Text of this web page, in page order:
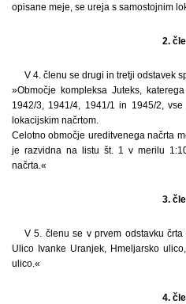
opisane meje, se ureja s samostojnim
2.
V 4. členu se drugi in tretji odstavek
»Območje kompleksa Juteks,
1942/3, 1941/4, 1941/1 in 1945/2,
lokacijskim načrtom.
Celotno območje ureditvenega načrta
je razvidna na listu št. 1 v merilu
načrta.«
3.
V 5. členu se v prvem odstavku
Ulico Ivanke Uranjek, Hmeljarsko
ulico.«
4.